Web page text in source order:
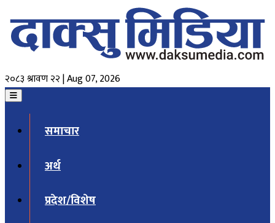
२०८३ श्रावण २२ | Aug 07, 2026
समाचार
अर्थ
प्रदेश/विशेष